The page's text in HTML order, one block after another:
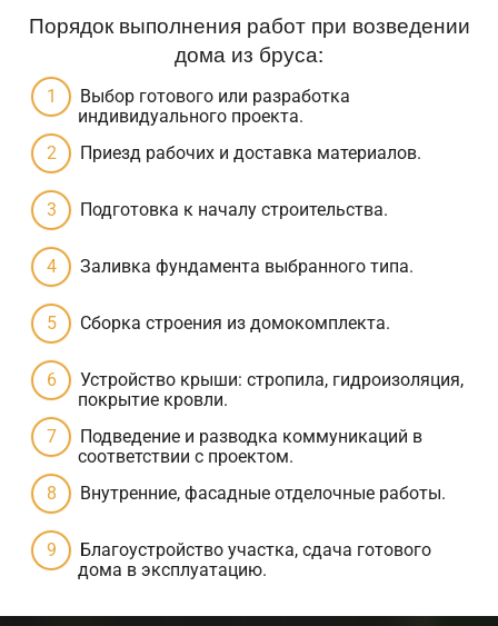
Порядок выполнения работ при возведении
дома из бруса:
Выбор готового или разработка
индивидуального проекта.
Приезд рабочих и доставка материалов.
Подготовка к началу строительства.
Заливка фундамента выбранного типа.
Сборка строения из домокомплекта.
Устройство крыши: стропила, гидроизоляция,
покрытие кровли.
Подведение и разводка коммуникаций в
соответствии с проектом.
Внутренние, фасадные отделочные работы.
Благоустройство участка, сдача готового
дома в эксплуатацию.